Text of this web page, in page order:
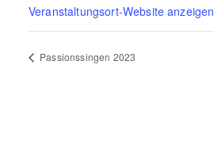
Veranstaltungsort-Website anzeigen
Passionssingen 2023